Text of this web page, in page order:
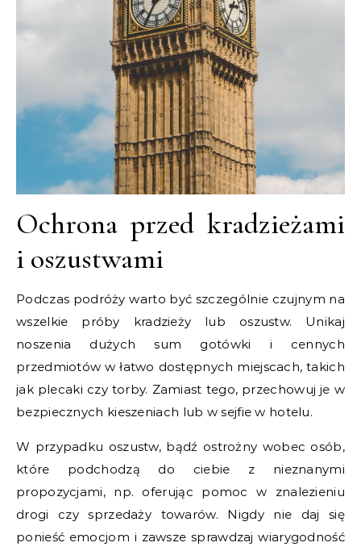
Ochrona przed kradzieżami
i oszustwami
Podczas podróży warto być szczególnie czujnym na
wszelkie próby kradzieży lub oszustw. Unikaj
noszenia dużych sum gotówki i cennych
przedmiotów w łatwo dostępnych miejscach, takich
jak plecaki czy torby. Zamiast tego, przechowuj je w
bezpiecznych kieszeniach lub w sejfie w hotelu.
W przypadku oszustw, bądź ostrożny wobec osób,
które podchodzą do ciebie z nieznanymi
propozycjami, np. oferując pomoc w znalezieniu
drogi czy sprzedaży towarów. Nigdy nie daj się
ponieść emocjom i zawsze sprawdzaj wiarygodność